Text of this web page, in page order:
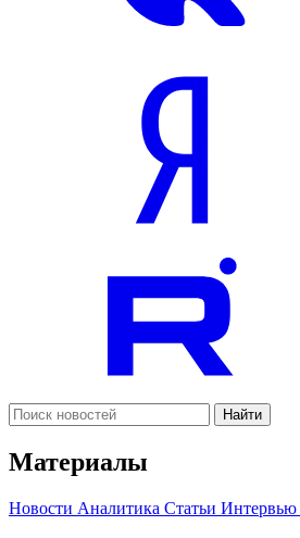
Найти
Материалы
Новости Аналитика Статьи Интервью